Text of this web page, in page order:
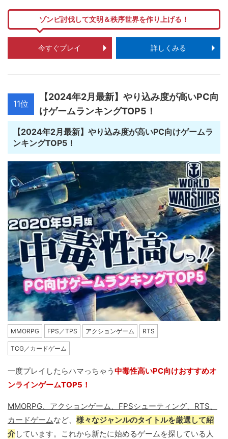
ゾンビ討伐して文明＆秩序世界を作り上げる！
今すぐプレイ 詳しくみる
11位
【2024年2月最新】やり込み度が高いPC向
けゲームランキングTOP5！
【2024年2月最新】やり込み度が高いPC向けゲームラ
ンキングTOP5！
MMORPG FPS／TPS アクションゲーム RTS
TCG／カードゲーム
一度プレイしたらハマっちゃう 中毒性高いPC向けおすすめオ
ンラインゲームTOP5！
MMORPG、アクションゲーム、FPSシューティング、RTS、
カードゲームなど、 様々なジャンルのタイトルを厳選して紹
介しています。これから新たに始めるゲームを探している人